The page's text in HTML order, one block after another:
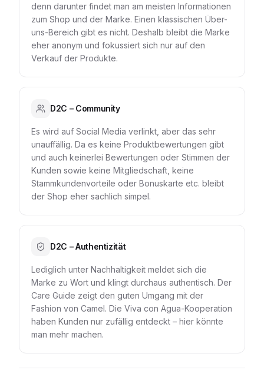
denn darunter findet man am meisten Informationen
zum Shop und der Marke. Einen klassischen Über-
uns-Bereich gibt es nicht. Deshalb bleibt die Marke
eher anonym und fokussiert sich nur auf den
Verkauf der Produkte.
D2C – Community
Es wird auf Social Media verlinkt, aber das sehr
unauffällig. Da es keine Produktbewertungen gibt
und auch keinerlei Bewertungen oder Stimmen der
Kunden sowie keine Mitgliedschaft, keine
Stammkundenvorteile oder Bonuskarte etc. bleibt
der Shop eher sachlich simpel.
D2C – Authentizität
Lediglich unter Nachhaltigkeit meldet sich die
Marke zu Wort und klingt durchaus authentisch. Der
Care Guide zeigt den guten Umgang mit der
Fashion von Camel. Die Viva con Agua-Kooperation
haben Kunden nur zufällig entdeckt – hier könnte
man mehr machen.